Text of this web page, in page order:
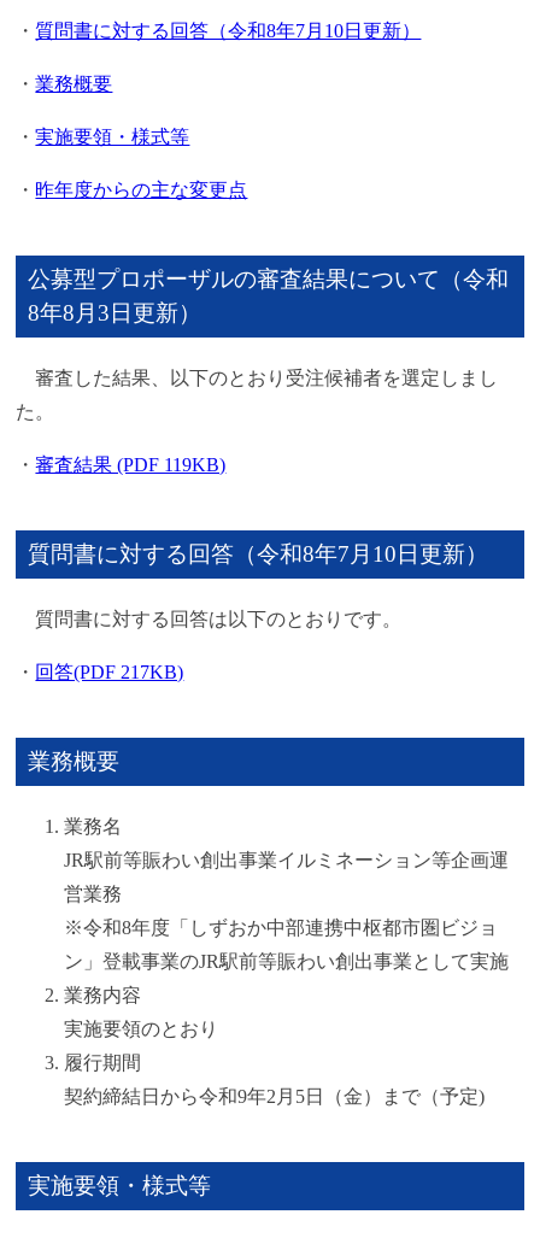
・ 質問書に対する回答（令和8年7月10日更新）
・業務概要
・実施要領・様式等
・ 昨年度からの主な変更点
公募型プロポーザルの審査結果について（令和
8年8月3日更新）
審査した結果、以下のとおり受注候補者を選定しまし
た。
・審査結果 (PDF 119KB)
質問書に対する回答（令和8年7月10日更新）
質問書に対する回答は以下のとおりです。
・ 回答(PDF 217KB)
業務概要
業務名
JR駅前等賑わい創出事業イルミネーション等企画運
営業務
※令和8年度「しずおか中部連携中枢都市圏ビジョ
ン」登載事業のJR駅前等賑わい創出事業として実施
業務内容
実施要領のとおり
履行期間
契約締結日から令和9年2月5日（金）まで（予定)
実施要領・様式等